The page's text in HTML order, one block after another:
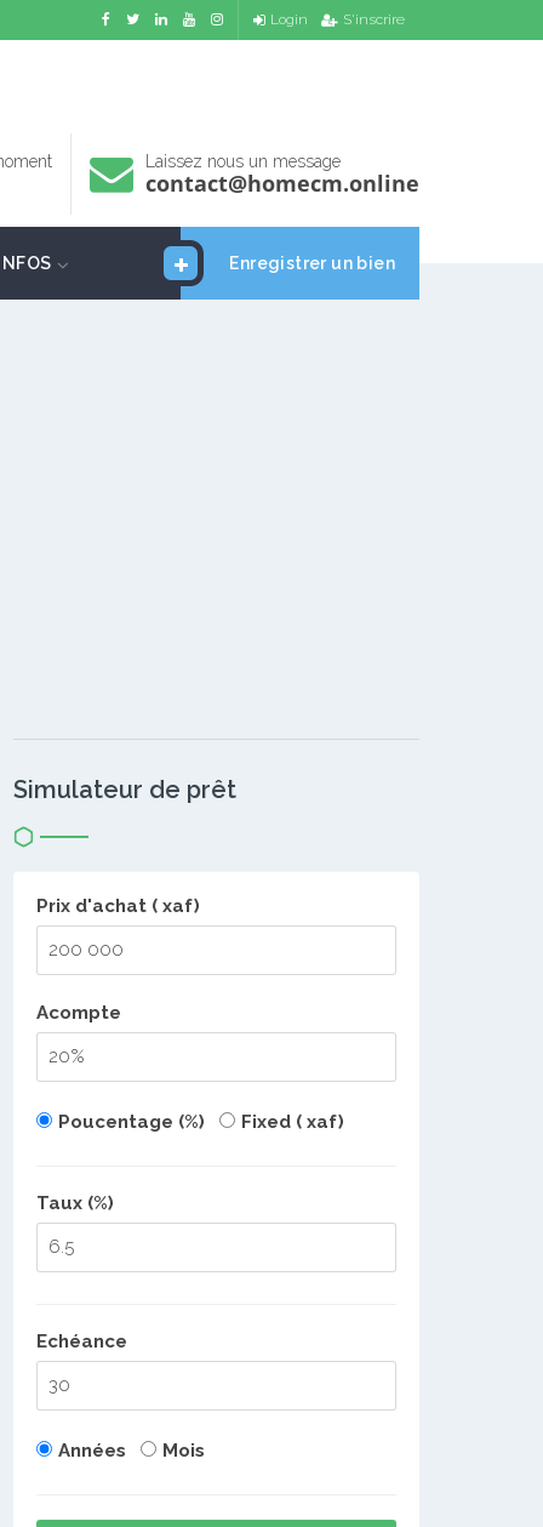
Login S'inscrire
Laissez nous un message
contact@homecm.online
Enregistrer un bien
INFOS
Simulateur de prêt
Prix d'achat ( xaf)
Acompte
Poucentage (%) Fixed ( xaf)
Taux (%)
Echéance
Années Mois